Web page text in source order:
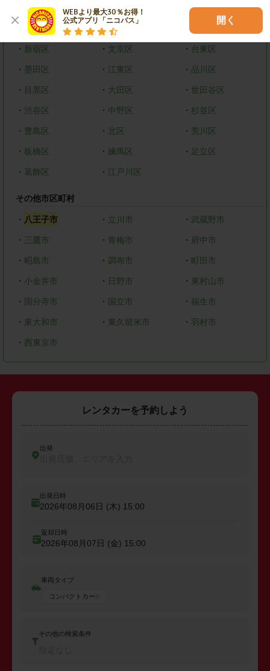
WEBより最大30％お得！
公式アプリ「ニコパス」
開く
23区
・ 新宿区 ・ 文京区 ・ 台東区
・ 墨田区 ・ 江東区 ・ 品川区
・ 目黒区 ・ 大田区 ・世田谷区
・ 渋谷区 ・ 中野区 ・杉並区
・ 豊島区 ・ 北区 ・ 荒川区
・ 板橋区 ・ 練馬区 ・ 足立区
・ 葛飾区 ・ 江戸川区
その他市区町村
・ 八王子市 ・ 立川市 ・ 武蔵野市
・ 三鷹市 ・ 青梅市 ・ 府中市
・ 昭島市 ・ 調布市 ・ 町田市
・ 小金井市 ・ 日野市 ・ 東村山市
・ 国分寺市 ・ 国立市 ・ 福生市
・ 東大和市 ・ 東久留米市 ・羽村市
・ 西東京市
レンタカーを予約しよう
出発
出発日時
2026年08月06日 (木) 15:00
返却日時
2026年08月07日 (金) 15:00
車両タイプ
コンパクトカー
その他の検索条件